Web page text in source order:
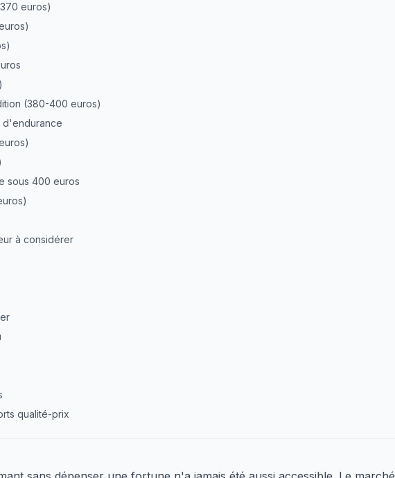
euros)
(380-400 euros)
d'endurance
sous 400 euros
à considérer
qualité-prix